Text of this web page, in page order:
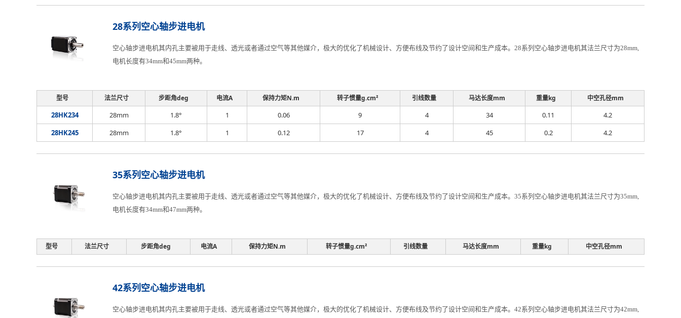
28系列空心轴步进电机
空心轴步进电机其内孔主要被用于走线、透光或者通过空气等其他媒介，极大的优化了机械设计、方便布线及节约了设计空间和生产成本。28系列空心轴步进电机其法兰尺寸为28mm,
电机长度有34mm和45mm两种。
型号 法兰尺寸 步距角deg 电流A 保持力矩N.m 转子惯量g.cm² 引线数量 马达长度mm 重量kg 中空孔径mm
28HK234 28mm 1.8° 1 0.06 9 4 34 0.11
4.2
28HK245
28mm 1.8° 1 0.12 17 4 45 0.2 4.2
35系列空心轴步进电机
空心轴步进电机其内孔主要被用于走线、透光或者通过空气等其他媒介，极大的优化了机械设计、方便布线及节约了设计空间和生产成本。35系列空心轴步进电机其法兰尺寸为35mm,
电机长度有34mm和47mm两种。
型号 法兰尺寸 步距角deg 电流A 保持力矩N.m 转子惯量g.cm² 引线数量 马达长度mm 重量kg 中空孔径mm
42系列空心轴步进电机
空心轴步进电机其内孔主要被用于走线、透光或者通过空气等其他媒介，极大的优化了机械设计、方便布线及节约了设计空间和生产成本。42系列空心轴步进电机其法兰尺寸为42mm,